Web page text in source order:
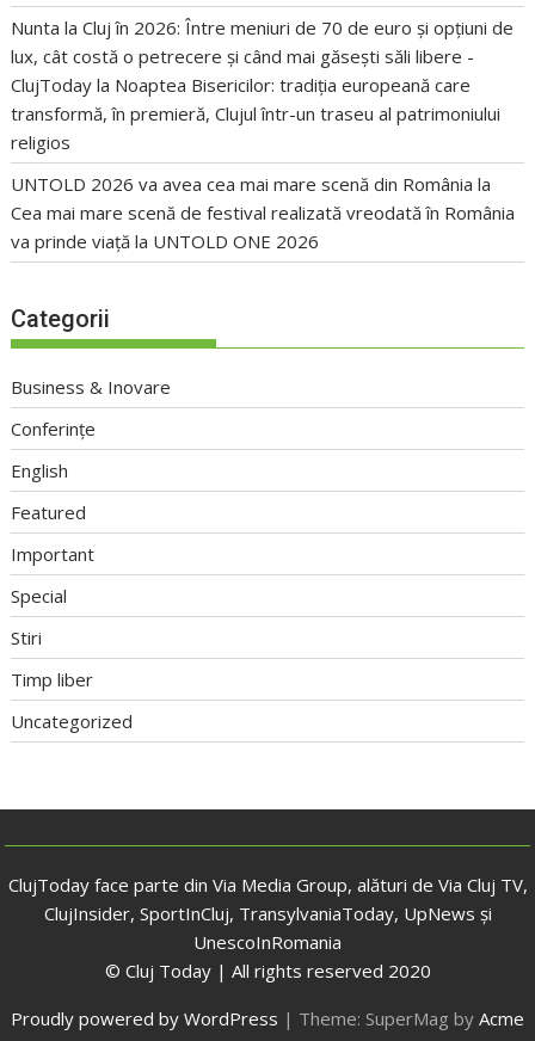
Nunta la Cluj în 2026: Între meniuri de 70 de euro și opțiuni de
lux, cât costă o petrecere și când mai găsești săli libere -
ClujToday la Noaptea Bisericilor: tradiția europeană care
transformă, în premieră, Clujul într-un traseu al patrimoniului
religios
UNTOLD 2026 va avea cea mai mare scenă din România la
Cea mai mare scenă de festival realizată vreodată în România
va prinde viață la UNTOLD ONE 2026
Categorii
Business & Inovare
Conferințe
English
Featured
Important
Special
Stiri
Timp liber
Uncategorized
ClujToday face parte din Via Media Group, alături de Via Cluj TV,
ClujInsider, SportInCluj, TransylvaniaToday, UpNews și
UnescoInRomania
© Cluj Today | All rights reserved 2020
Proudly powered by WordPress | Theme: SuperMag by Acme